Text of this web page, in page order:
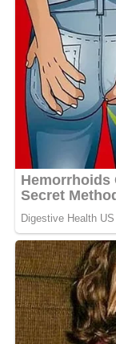
Für den
1 Glas
1 Stück
1 Stück
nach Bedarf
nach Bedarf
nach Bedarf
nach Bedarf
nach Bedarf
Für die